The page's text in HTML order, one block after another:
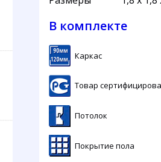
В комплекте
Каркас
Товар
Потолок
Покрытие пола